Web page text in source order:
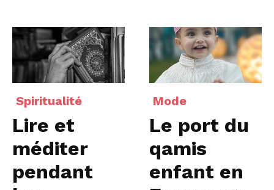
Spiritualité
Lire et
méditer
pendant
Mode
Le port du
qamis
enfant en